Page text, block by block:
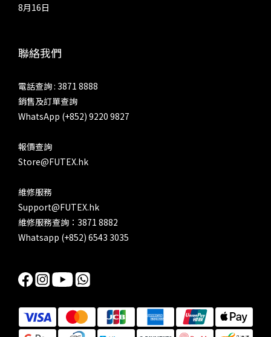
8月16日
聯絡我們
電話查詢 : 3871 8888
銷售及訂單查詢
WhatsApp (+852) 9220 9827
報價查詢
Store@FUTEX.hk
維修服務
Support@FUTEX.hk
維修服務查詢：3871 8882
Whatsapp (+852) 6543 3035